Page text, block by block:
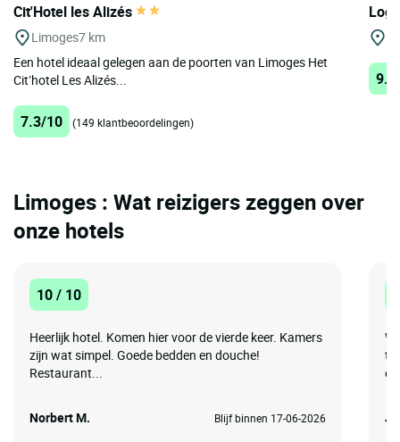
Cit'Hotel les Alizés
Limoges7 km
Een hotel ideaal gelegen aan de poorten van Limoges Het
Cit’hotel Les Alizés...
7.3/10 (149 klantbeoordelingen)
Limoges : Wat reizigers zeggen over
onze hotels
10 / 10
Heerlijk hotel. Komen hier voor de vierde keer. Kamers
zijn wat simpel. Goede bedden en douche!
Restaurant...
Norbert M. Blijf binnen 17-06-2026